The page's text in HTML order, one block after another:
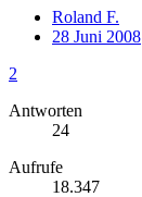
Roland F.
28 Juni 2008
2
Antworten
24
Aufrufe
18.347